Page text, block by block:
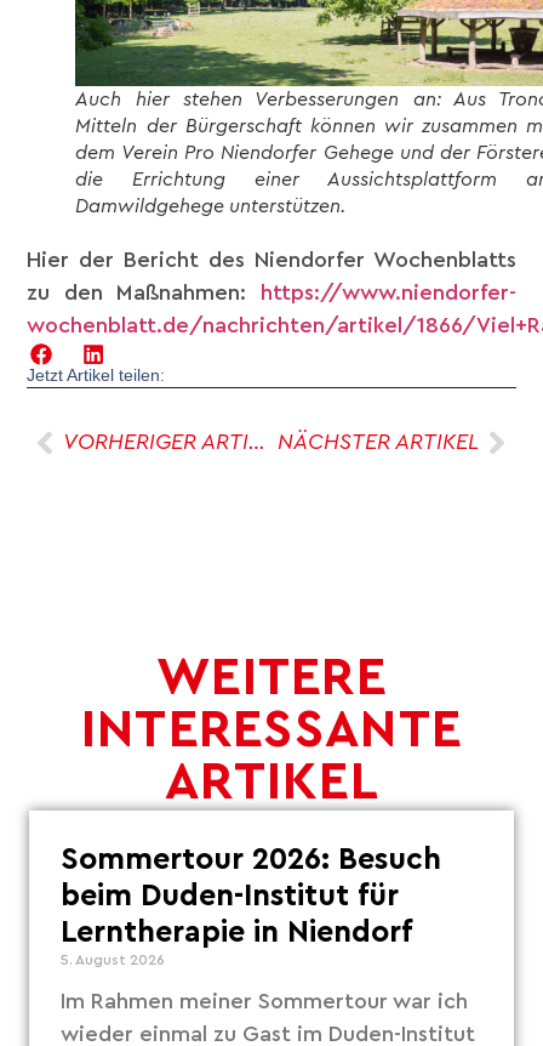
Auch hier stehen Verbesserungen an: Aus
Mitteln der Bürgerschaft können wir zusammen
dem Verein Pro Niendorfer Gehege und der
die Errichtung einer Aussichtsplattform
Damwildgehege unterstützen.
Hier der Bericht des Niendorfer Wochenblatts
zu den Maßnahmen:
https://www.niendorfer-
wochenblatt.de/nachrichten/artikel/1866/
Jetzt Artikel teilen:
VORHERIGER ARTIKEL NÄCHSTER ARTIKEL
WEITERE
INTERESSANTE
ARTIKEL
Sommertour 2026: Besuch
beim Duden-Institut für
Lerntherapie in Niendorf
5. August 2026
Im Rahmen meiner Sommertour war ich
wieder einmal zu Gast im Duden-Institut